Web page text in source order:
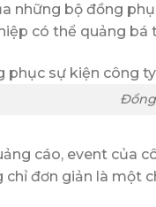
những bộ đồng
có thể quảng bá
cáo, event của
chỉ đơn giản là một